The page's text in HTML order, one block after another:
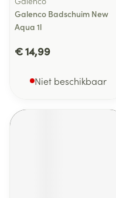
Galenco Badschuim New
Aqua 1l
€ 14,99
Niet beschikbaar